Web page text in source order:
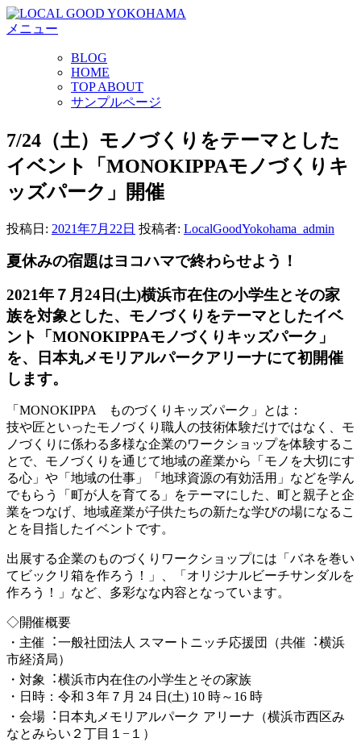
コ
ン
キ
ッ
プ
メニュー
BLOG
HOME
TOP ABOUT
サンプルページ
7/24（土）モノづくりをテーマとした
イベント「MONOKIPPAモノづくりキ
ッズパーク」開催
投稿日: 2021年7月22日 投稿者: LocalGoodYokohama_admin
夏休みの宿題はヨコハマで終わらせよう！
2021年７月24日(土)横浜市在住の小学生とその家
族を対象とした、モノづくりをテーマとしたイベ
ント「MONOKIPPAモノづくりキッズパーク」
を、日本丸メモリアルパークアリーナにて初開催
します。
「MONOKIPPA ものづくりキッズパーク」とは：
技や匠といったモノづくり職人の技術体験だけではなく、モ
ノづくりに係わる多様な企業のワークショップを体験するこ
とで、モノづくりを通じて地域の産業から「モノを大切にす
る心」や「地域の仕事」「地球資源の有効活用」などを学ん
でもらう「町が人を育てる」をテーマにした、町と親子と企
業をつなげ、地域産業が子供たちの新たな学びの場になるこ
とを目指したイベントです。
出展する企業のものづくりワークショップには「バネを巻い
てビックリ箱を作ろう！」、「オリジナルビーチサンダルを
作ろう！」など、多彩なな内容となっています。
◇開催概要
・主催︓一般社団法人 スマートニッチ応援団（共催︓横浜
市経済局）
・対象︓横浜市内在住の小学生とその家族
・日時：令和３年７月 24 日(土) 10 時～16 時
・会場︓日本丸メモリアルパーク アリーナ（横浜市西区み
なとみらい２丁目１−１）